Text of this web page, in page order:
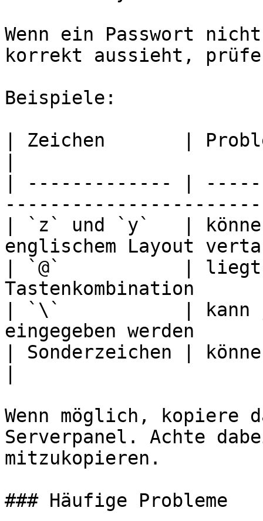
Wenn ein Passwort
korrekt aussieht, prüfe
Beispiele:
| Zeichen       |
| ------------- |
| `z` und `y`   |
englischem Layout
| `@`           | liegt
Tastenkombination
| `\`           | kann je
eingegeben werden
| Sonderzeichen |
Wenn möglich, kopiere
Serverpanel. Achte
mitzukopieren.
### Häufige Probleme